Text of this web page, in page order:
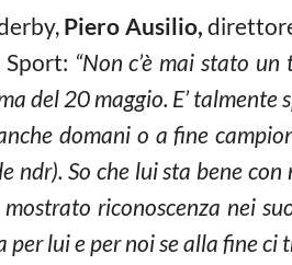
Piero Ausilio,
“Non c’è mai stato
del 20 maggio. E’
domani o a fine
ndr). So che lui sta bene
mostrato riconoscenza nei
lui e per noi se alla fine ci